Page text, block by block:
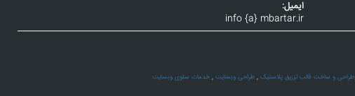
ایمیل:
info {a} mbartar.ir
طراحی و ساخت قالب تزریق پلاستیک , طراحی وبسایت , خدمات سئوی وبسایت